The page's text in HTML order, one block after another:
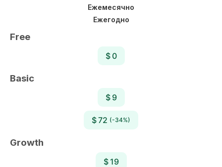
Ежемесячно
Ежегодно
Free
$ 0
Basic
$ 9
$ 72 (-34%)
Growth
$ 19